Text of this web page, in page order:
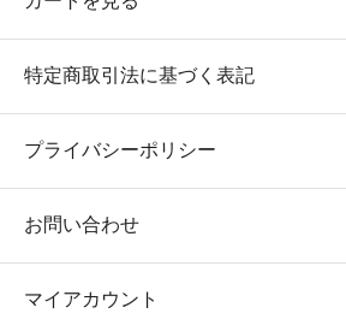
特定商取引法に基づく表記
プライバシーポリシー
お問い合わせ
マイアカウント